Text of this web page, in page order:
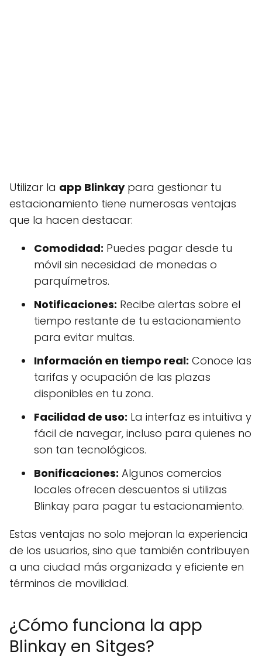
Utilizar la app Blinkaypara gestionar tu
estacionamiento tiene numerosas ventajas
que la hacen destacar:
Comodidad: Puedes pagar desde tu
móvil sin necesidad de monedas o
parquímetros.
Notificaciones: Recibe alertas sobre el
tiempo restante de tu estacionamiento
para evitar multas.
Información en tiempo real: Conoce las
tarifas y ocupación de las plazas
disponibles en tu zona.
Facilidad de uso: La interfaz es intuitiva y
fácil de navegar, incluso para quienes no
son tan tecnológicos.
Bonificaciones: Algunos comercios
locales ofrecen descuentos si utilizas
Blinkay para pagar tu estacionamiento.
Estas ventajas no solo mejoran la experiencia
de los usuarios, sino que también contribuyen
a una ciudad más organizada y eficiente en
términos de movilidad.
¿Cómo funciona la app
Blinkay en Sitges?